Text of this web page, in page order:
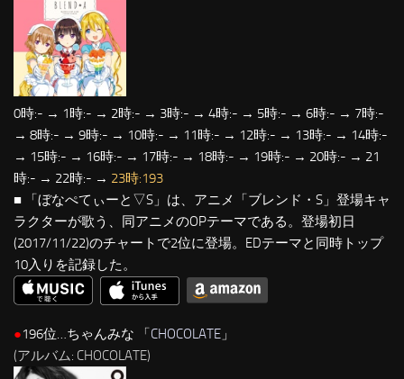
0時:- → 1時:- → 2時:- → 3時:- → 4時:- → 5時:- → 6時:- → 7時:-
→ 8時:- → 9時:- → 10時:- → 11時:- → 12時:- → 13時:- → 14時:-
→ 15時:- → 16時:- → 17時:- → 18時:- → 19時:- → 20時:- → 21
時:- → 22時:- → 23時:193
■ 「ぼなぺてぃーと▽S」は、アニメ「ブレンド・S」登場キャ
ラクターが歌う、同アニメのOPテーマである。登場初日
(2017/11/22)のチャートで2位に登場。EDテーマと同時トップ
10入りを記録した。
●196位…ちゃんみな 「CHOCOLATE 」
(アルバム: CHOCOLATE)